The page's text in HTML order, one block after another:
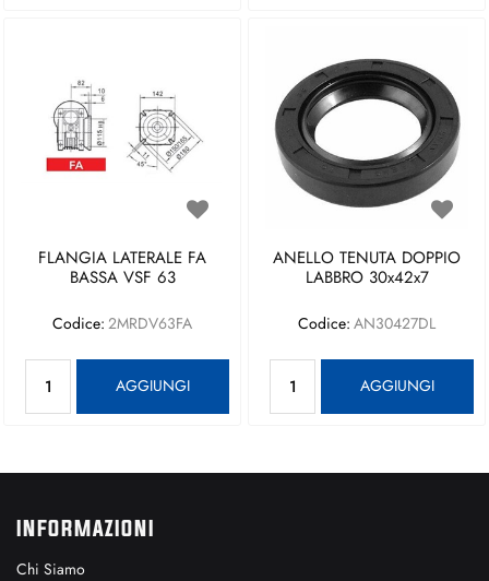
FLANGIA LATERALE FA
BASSA VSF 63
Codice: 2MRDV63FA
AGGIUNGI
ANELLO TENUTA DOPPIO
LABBRO 30x42x7
Codice: AN30427DL
AGGIUNGI
INFORMAZIONI
Chi Siamo